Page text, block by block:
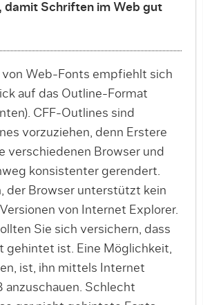
damit Schriften im Web gut
von Web-Fonts empfiehlt sich
auf das Outline-Format
CFF-Outlines sind
vorzuziehen, denn Erstere
verschie­denen Browser und
konsis­ten­ter gerendert.
der Browser unterstützt kein
von Internet Explorer.
Sie sich versichern, dass
gehintet ist. Eine Möglichkeit,
ist, ihn mittels Internet
anzuschauen. Schlecht